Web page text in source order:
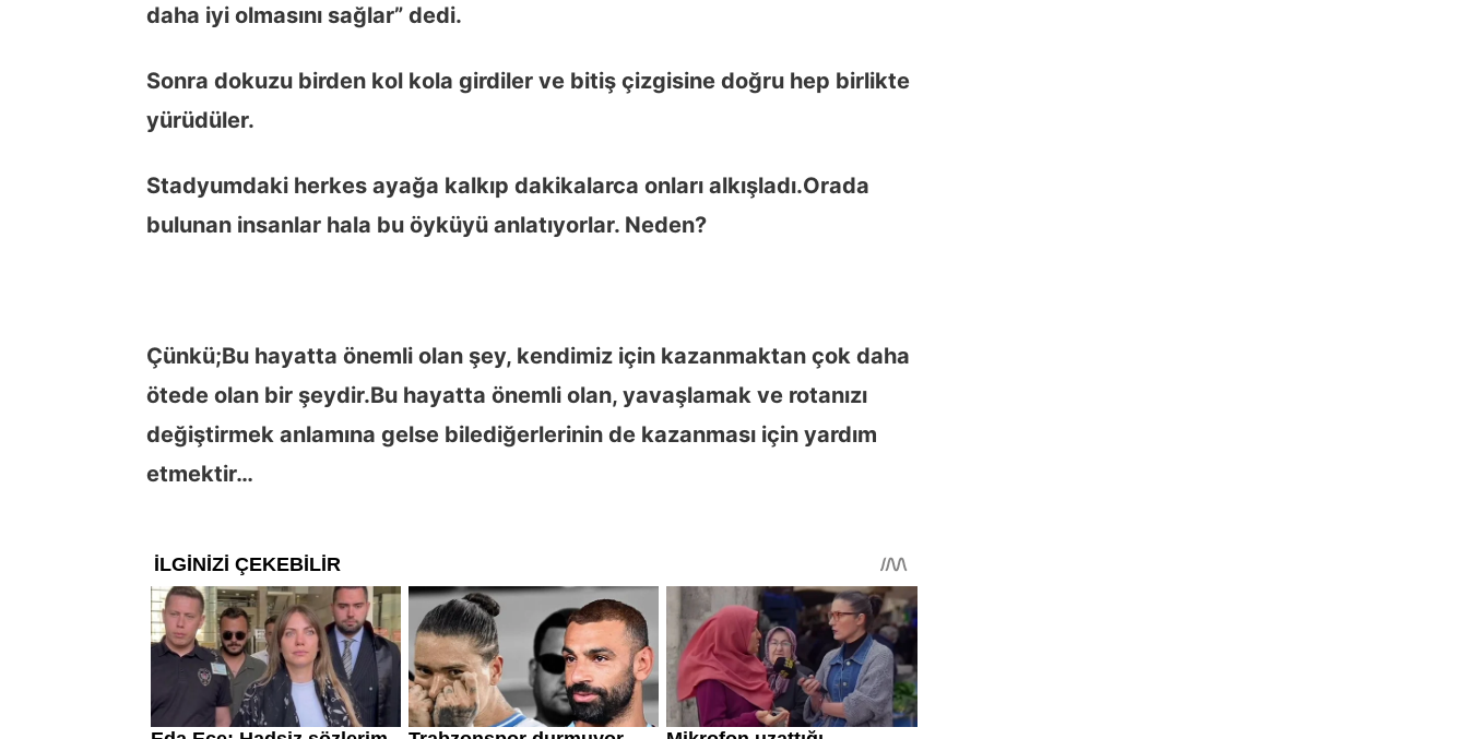
daha iyi olmasını sağlar” dedi.
Sonra dokuzu birden kol kola girdiler ve bitiş çizgisine doğru hep birlikte
yürüdüler.
Stadyumdaki herkes ayağa kalkıp dakikalarca onları alkışladı.Orada
bulunan insanlar hala bu öyküyü anlatıyorlar. Neden?
Çünkü;Bu hayatta önemli olan şey, kendimiz için kazanmaktan çok daha
ötede olan bir şeydir.Bu hayatta önemli olan, yavaşlamak ve rotanızı
değiştirmek anlamına gelse bilediğerlerinin de kazanması için yardım
etmektir…